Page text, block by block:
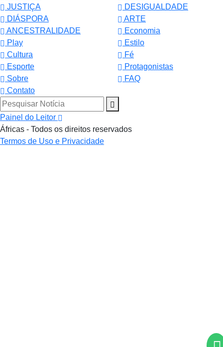
JUSTIÇA
DESIGUALDADE
DIÁSPORA
ARTE
ANCESTRALIDADE
Economia
Play
Estilo
Cultura
Fé
Esporte
Protagonistas
Sobre
FAQ
Contato
Pesquisar Notícia
Painel do Leitor
Áfricas - Todos os direitos reservados
Termos de Uso e Privacidade
ACESSE NOSSOS TERMOS